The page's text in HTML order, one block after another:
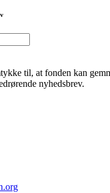
til, at fonden kan
nyhedsbrev.